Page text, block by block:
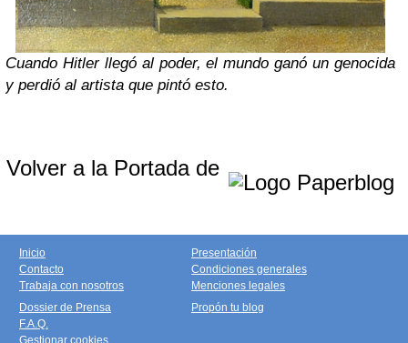
Cuando Hitler llegó al poder, el mundo ganó un genocida
y perdió al artista que pintó esto.
Volver a la Portada de
Inicio
Contacto
Trabaja con nosotros
Presentación
Condiciones generales
Menciones legales
Dossier de Prensa
F.A.Q.
Gestionar cookies
Propón tu blog